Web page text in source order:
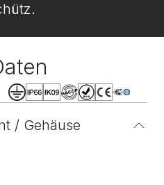
/ Gehäuse